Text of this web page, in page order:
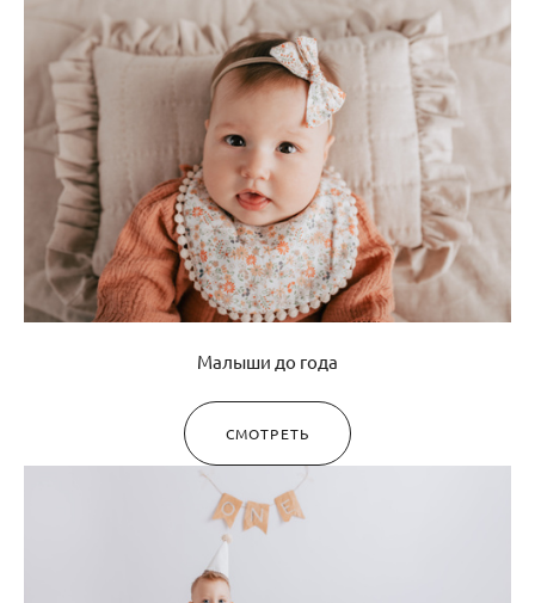
Малыши до года
СМОТРЕТЬ